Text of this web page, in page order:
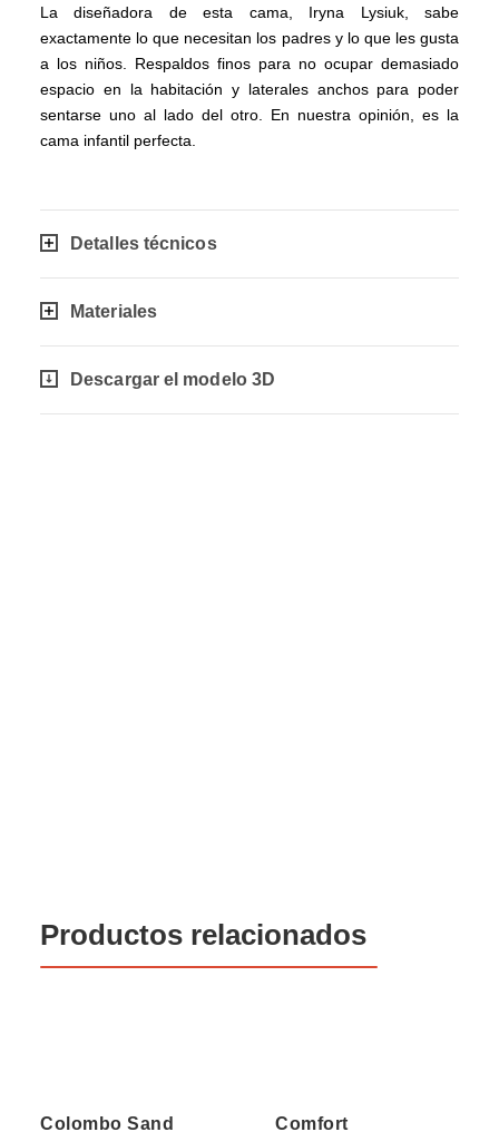
La diseñadora de esta cama, Iryna Lysiuk, sabe
exactamente lo que necesitan los padres y lo que les gusta
a los niños. Respaldos finos para no ocupar demasiado
espacio en la habitación y laterales anchos para poder
sentarse uno al lado del otro. En nuestra opinión, es la
cama infantil perfecta.
Detalles técnicos
Materiales
Descargar el modelo 3D
Productos relacionados
Colombo Sand Comfort